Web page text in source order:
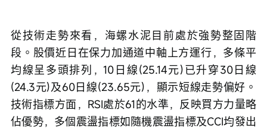
從技術走勢來看，海螺水泥目前處於強勢整固階
段。股價近日在保力加通道中軸上方運行，多條平
均線呈多頭排列，10日線(25.14元)已升穿30日線
(24.3元)及60日線(23.65元)，顯示短線走勢偏好。
技術指標方面，RSI處於61的水準，反映買方力量略
佔優勢，多個震盪指標如隨機震盪指標及CCI均發出